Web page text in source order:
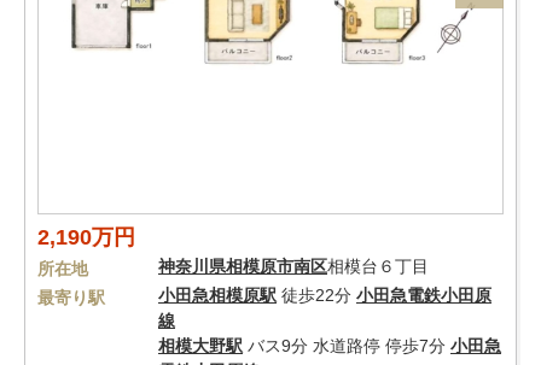
2,190万円
所在地 神奈川県相模原市南区相模台６丁目
最寄り駅
小田急相模原駅 徒歩22分 小田急電鉄小田原
線
相模大野駅 バス9分 水道路停 停歩7分 小田急